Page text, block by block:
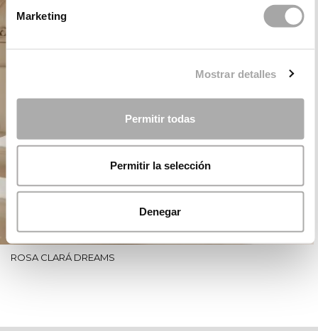
Marketing
Mostrar detalles
Permitir todas
Permitir la selección
Denegar
ROSA CLARÁ DREAMS